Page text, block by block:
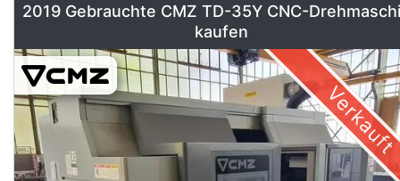
2019 Gebrauchte CMZ TD-35Y CNC-
kaufen
Verkauft